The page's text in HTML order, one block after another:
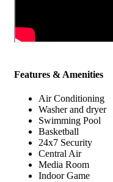
Features & Amenities
Air Conditioning
Washer and dryer
Swimming Pool
Basketball
24x7 Security
Central Air
Media Room
Indoor Game